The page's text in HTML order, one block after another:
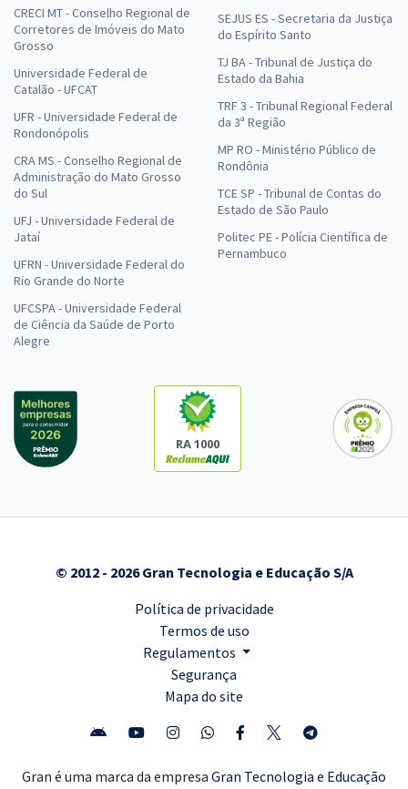
CRECI MT - Conselho Regional de
Corretores de Imóveis do Mato
Grosso
Universidade Federal de
Catalão - UFCAT
UFR - Universidade Federal de
Rondonópolis
CRA MS - Conselho Regional de
Administração do Mato Grosso
do Sul
UFJ - Universidade Federal de
Jataí
UFRN - Universidade Federal do
Rio Grande do Norte
UFCSPA - Universidade Federal
de Ciência da Saúde de Porto
Alegre
SEJUS ES - Secretaria da Justiça
do Espírito Santo
TJ BA - Tribunal de Justiça do
Estado da Bahia
TRF 3 - Tribunal Regional Federal
da 3ª Região
MP RO - Ministério Público de
Rondônia
TCE SP - Tribunal de Contas do
Estado de São Paulo
Politec PE - Polícia Científica de
Pernambuco
RA 1000
© 2012 - 2026 Gran Tecnologia e Educação S/A
Política de privacidade
Termos de uso
Regulamentos
Segurança
Mapa do site
Gran é uma marca da empresa Gran Tecnologia e Educação